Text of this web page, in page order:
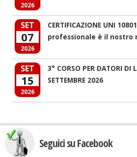
2026
SET
07
2026
CERTIFICAZIONE UNI
professionale è il nostro
SET
15
2026
3° CORSO PER DATORI DI
SETTEMBRE 2026
Seguici su Facebook